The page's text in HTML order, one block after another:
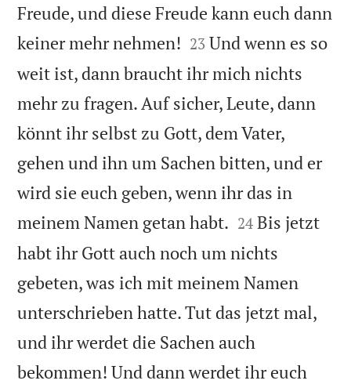
Freude, und diese Freude kann euch dann
keiner mehr nehmen! 

23 Und wenn es so
weit ist, dann braucht ihr mich nichts
mehr zu fragen. Auf sicher, Leute, dann
könnt ihr selbst zu Gott, dem Vater,
gehen und ihn um Sachen bitten, und er
wird sie euch geben, wenn ihr das in
meinem Namen getan habt. 

24 Bis jetzt
habt ihr Gott auch noch um nichts
gebeten, was ich mit meinem Namen
unterschrieben hatte. Tut das jetzt mal,
und ihr werdet die Sachen auch
bekommen! Und dann werdet ihr euch